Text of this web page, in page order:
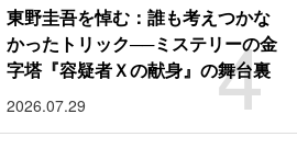
4
東野圭吾を悼む：誰も考えつかな
かったトリック──ミステリーの金
字塔『容疑者Ｘの献身』の舞台裏
2026.07.29